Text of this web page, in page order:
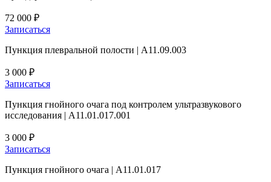
72 000 ₽
Записаться
Пункция плевральной полости | A11.09.003
3 000 ₽
Записаться
Пункция гнойного очага под контролем ультразвукового
исследования | А11.01.017.001
3 000 ₽
Записаться
Пункция гнойного очага | А11.01.017